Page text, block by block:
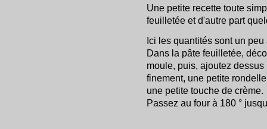
Une petite recette toute
feuilletée et d'autre part
Ici les quantités sont un
Dans la pâte feuilletée,
moule, puis, ajoutez
finement, une petite
une petite touche de crème.
Passez au four à 180 °